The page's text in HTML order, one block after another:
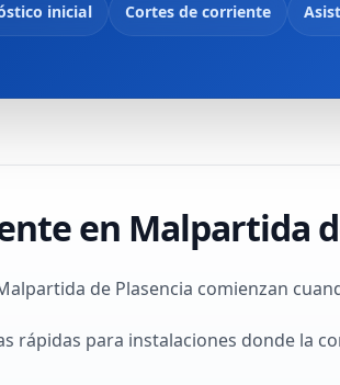
inicial Cortes de corriente
en Malpartida
de Plasencia comienzan
rápidas para instalaciones donde la